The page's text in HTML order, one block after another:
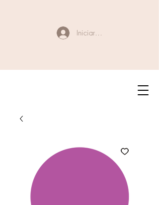
Iniciar sesión